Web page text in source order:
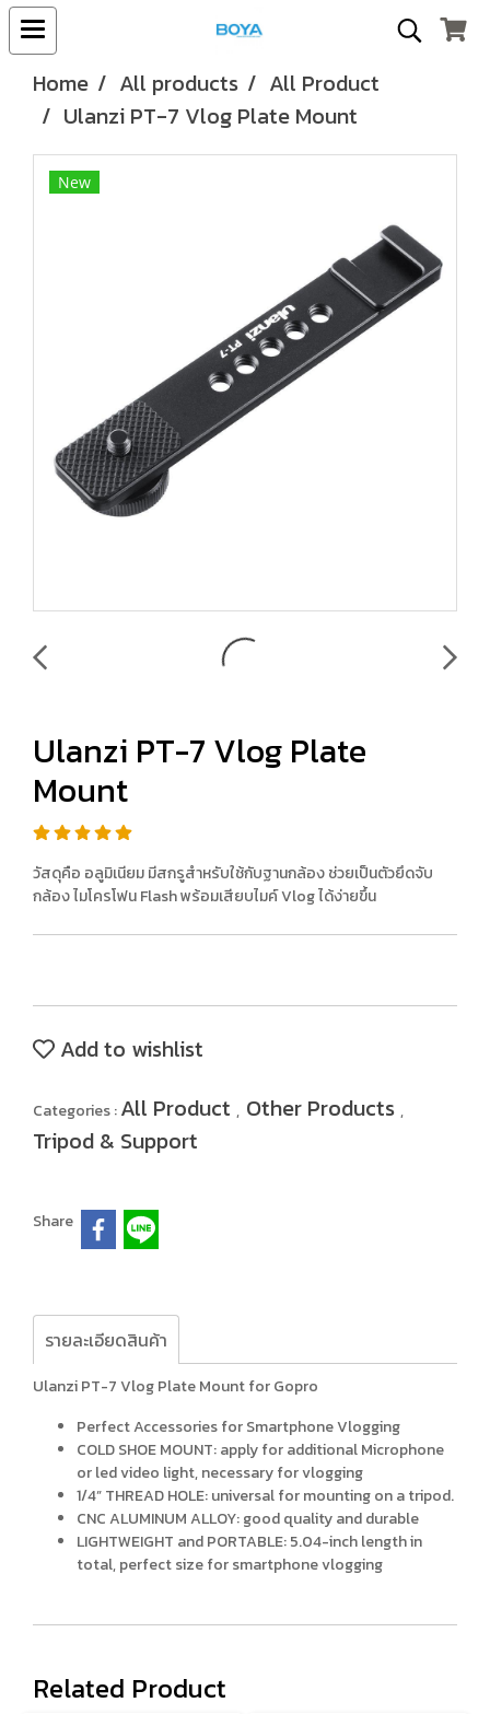
Home All products
All Product
Ulanzi PT-7 Vlog Plate Mount
New
Ulanzi PT-7 Vlog Plate
Mount
วัสดุคือ อลูมิเนียม มีสกรูสำหรับใช้กับฐานกล้อง ช่วยเป็นตัวยึดจับ
กล้อง ไมโครโฟน Flash พร้อมเสียบไมค์ Vlog ได้ง่ายขึ้น
Add to wishlist
Categories :All Product , Other Products ,
Tripod & Support
Share
รายละเอียดสินค้า
Ulanzi PT-7 Vlog Plate Mount for Gopro
Perfect Accessories for Smartphone Vlogging
COLD SHOE MOUNT: apply for additional Microphone
or led video light, necessary for vlogging
1/4” THREAD HOLE: universal for mounting on a tripod.
CNC ALUMINUM ALLOY: good quality and durable
LIGHTWEIGHT and PORTABLE: 5.04-inch length in
total, perfect size for smartphone vlogging
Related Product